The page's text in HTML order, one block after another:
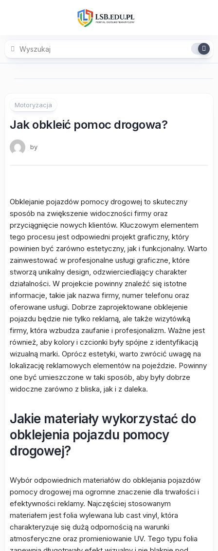
Motoryzacja
Jak obkleić pomoc drogowa?
by
Obklejanie pojazdów pomocy drogowej to skuteczny
sposób na zwiększenie widoczności firmy oraz
przyciągnięcie nowych klientów. Kluczowym elementem
tego procesu jest odpowiedni projekt graficzny, który
powinien być zarówno estetyczny, jak i funkcjonalny. Warto
zainwestować w profesjonalne usługi graficzne, które
stworzą unikalny design, odzwierciedlający charakter
działalności. W projekcie powinny znaleźć się istotne
informacje, takie jak nazwa firmy, numer telefonu oraz
oferowane usługi. Dobrze zaprojektowane obklejenie
pojazdu będzie nie tylko reklamą, ale także wizytówką
firmy, która wzbudza zaufanie i profesjonalizm. Ważne jest
również, aby kolory i czcionki były spójne z identyfikacją
wizualną marki. Oprócz estetyki, warto zwrócić uwagę na
lokalizację reklamowych elementów na pojeździe. Powinny
one być umieszczone w taki sposób, aby były dobrze
widoczne zarówno z bliska, jak i z daleka.
Jakie materiały wykorzystać do
obklejenia pojazdu pomocy
drogowej?
Wybór odpowiednich materiałów do obklejania pojazdów
pomocy drogowej ma ogromne znaczenie dla trwałości i
efektywności reklamy. Najczęściej stosowanym
materiałem jest folia wylewana lub cast vinyl, która
charakteryzuje się dużą odpornością na warunki
atmosferyczne oraz promieniowanie UV. Tego typu folia